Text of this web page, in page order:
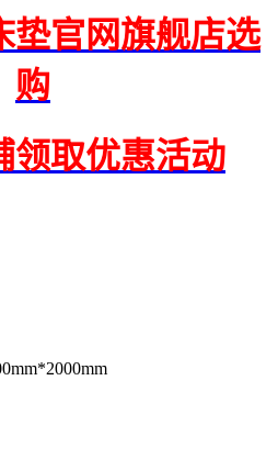
垫官网旗舰店选
购
领取优惠活动